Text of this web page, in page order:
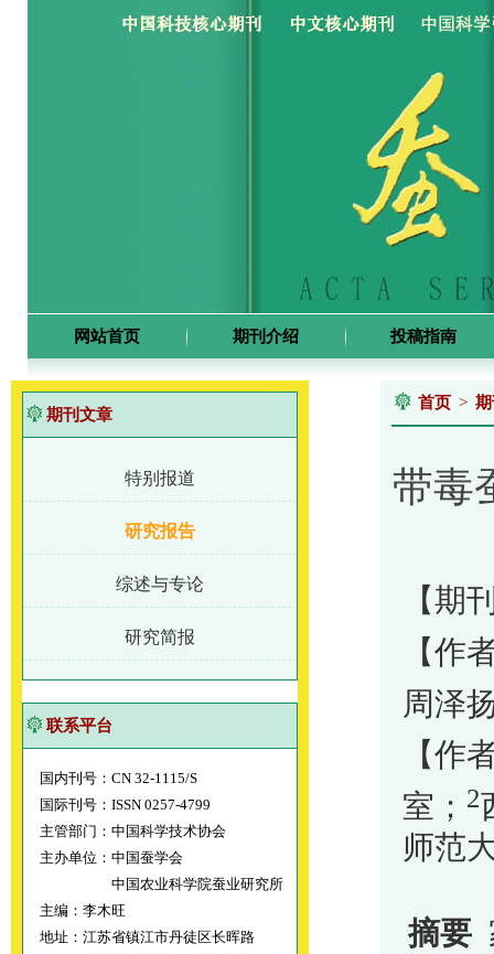
网站首页 期刊介绍 投稿指南
期刊文章
特别报道
研究报告
综述与专论
研究简报
联系平台
国内刊号：CN 32-1115/S
国际刊号：ISSN 0257-4799
主管部门：中国科学技术协会
主办单位：中国蚕学会
中国农业科学院蚕业研究所
主编：李木旺
地址：江苏省镇江市丹徒区长晖路
首页 >
带毒
【期
【作
周泽
【作
室； 2
师范
摘要